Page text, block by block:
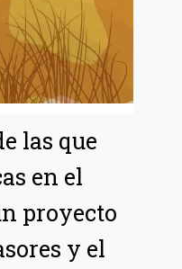
las que
en el
proyecto
y el